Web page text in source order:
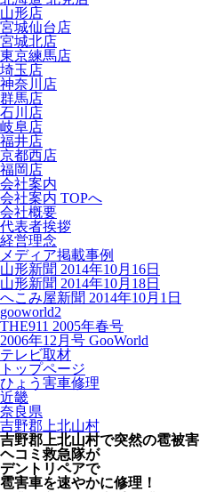
山形店
宮城仙台店
宮城北店
東京練馬店
埼玉店
神奈川店
群馬店
石川店
岐阜店
福井店
京都西店
福岡店
会社案内
会社案内 TOPへ
会社概要
代表者挨拶
経営理念
メディア掲載事例
山形新聞 2014年10月16日
山形新聞 2014年10月18日
へこみ屋新聞 2014年10月1日
gooworld2
THE911 2005年春号
2006年12月号 GooWorld
テレビ取材
トップページ
ひょう害車修理
近畿
奈良県
吉野郡上北山村
吉野郡上北山村で突然の雹被害
ヘコミ救急隊が
デントリペアで
雹害車を速やかに修理！